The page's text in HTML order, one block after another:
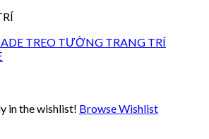
TREO TƯỜNG TRANG TRÍ
in the wishlist! Browse Wishlist